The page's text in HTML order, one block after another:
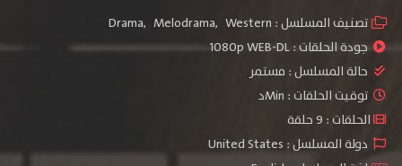
تصنيف المسلسل : Drama, Melodrama, Western
جودة الحلقات :1080p WEB-DL
حالة المسلسل : مستمر
توقيت الحلقات : Minد
الحلقات : 9 حلقة
دولة المسلسل : United States